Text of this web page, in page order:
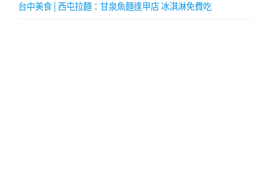
台中美食│西屯拉麵：甘泉魚麵逢甲店 冰淇淋免費吃